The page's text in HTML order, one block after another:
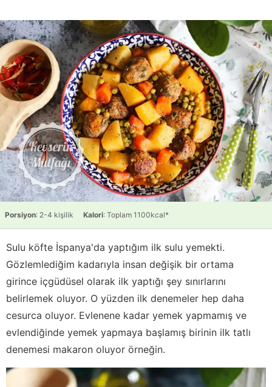
Porsiyon: 2-4 kişilik Kalori: Toplam 1100kcal*
Sulu köfte İspanya'da yaptığım ilk sulu yemekti.
Gözlemlediğim kadarıyla insan değişik bir ortama
girince içgüdüsel olarak ilk yaptığı şey sınırlarını
belirlemek oluyor. O yüzden ilk denemeler hep daha
cesurca oluyor. Evlenene kadar yemek yapmamış ve
evlendiğinde yemek yapmaya başlamış birinin ilk tatlı
denemesi makaron oluyor örneğin.